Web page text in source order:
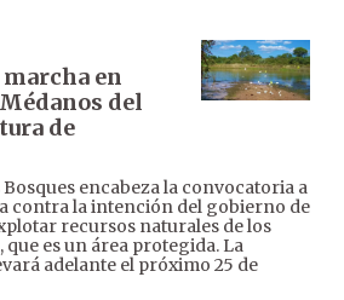
en
del
de
encabeza la convocatoria a
contra la intención del gobierno de
recursos naturales de los
que es un área protegida. La
adelante el próximo 25 de